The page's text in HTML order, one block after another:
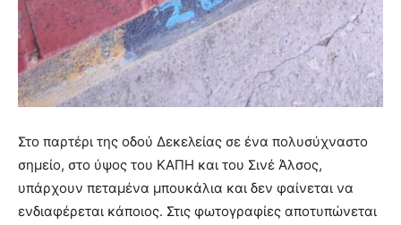
Στο παρτέρι της οδού Δεκελείας σε ένα πολυσύχναστο
σημείο, στο ύψος του ΚΑΠΗ και του Σινέ Άλσος,
υπάρχουν πεταμένα μπουκάλια και δεν φαίνεται να
ενδιαφέρεται κάποιος. Στις φωτογραφίες αποτυπώνεται